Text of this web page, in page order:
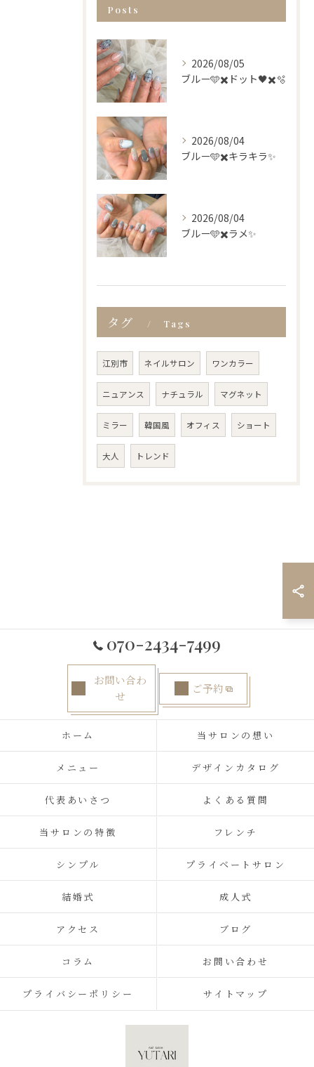
Posts
2026/08/05
ブルー🩵✖️ドット🖤✖️🫧
2026/08/04
ブルー🩵✖️キラキラ✨
2026/08/04
ブルー🩵✖️ラメ✨
タグ Tags
江別市 ネイルサロン ワンカラー
ニュアンス ナチュラル マグネット
ミラー 韓国風 オフィス ショート
大人 トレンド
070-2434-7499
お問い合わ
せ
ご予約
ホーム 当サロンの想い
メニュー デザインカタログ
代表あいさつ よくある質問
当サロンの特徴 フレンチ
シンプル プライベートサロン
結婚式 成人式
アクセス ブログ
コラム お問い合わせ
プライバシーポリシー サイトマップ